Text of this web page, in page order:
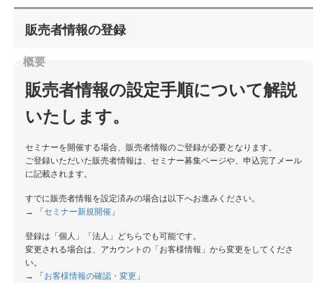
販売者情報の登録
販売者情報の設定手順について解説
いたします。
セミナーを開催する場合、販売者情報のご登録が必要となります。
ご登録いただいた販売者情報は、セミナー募集ページや、申込完了メール
に記載されます。
すでに販売者情報を設定済みの場合は以下へお進みください。
→ 「セミナー新規開催 」
登録は「個人」「法人」どちらでも可能です。
変更される場合は、アカウントの「お客様情報」から変更をしてくださ
い。
→ 「お客様情報の確認・変更 」